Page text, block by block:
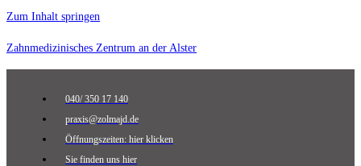
Zum Inhalt springen
Zahnmedizinisches Zentrum an der Alster
040/ 350 17 140
praxis@zolmajd.de
Öffnungszeiten: hier klicken
Sie finden uns hier